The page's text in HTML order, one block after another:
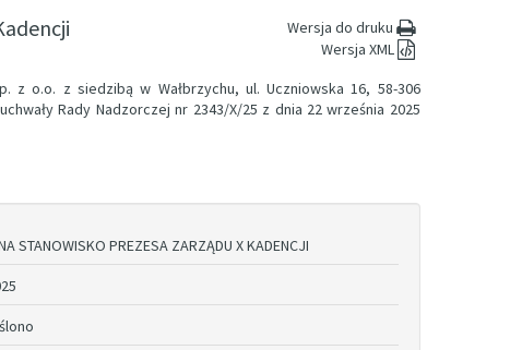
Wersja do druku
Wersja XML
z o.o. z siedzibą w Wałbrzychu, ul. Uczniowska 16, 58-306
Rady Nadzorczej nr 2343/X/25 z dnia 22 września 2025
STANOWISKO PREZESA ZARZĄDU X KADENCJI